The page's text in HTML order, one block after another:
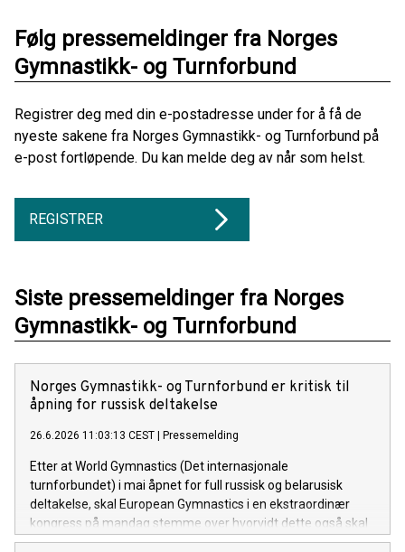
Følg pressemeldinger fra Norges
Gymnastikk- og Turnforbund
Registrer deg med din e-postadresse under for å få de
nyeste sakene fra Norges Gymnastikk- og Turnforbund på
e-post fortløpende. Du kan melde deg av når som helst.
REGISTRER
Siste pressemeldinger fra Norges
Gymnastikk- og Turnforbund
Norges Gymnastikk- og Turnforbund er kritisk til
åpning for russisk deltakelse
26.6.2026 11:03:13 CEST Pressemelding
Etter at World Gymnastics (Det internasjonale
turnforbundet) i mai åpnet for full russisk og belarusisk
deltakelse, skal European Gymnastics i en ekstraordinær
kongress på mandag stemme over hvorvidt dette også skal
gjelde ved konkurranser i regi av det europeiske forbundet.